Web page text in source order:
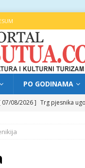
PO GODINAMA
07/08/2026 ] Trg pjesnika
06/08/2026 ]
Od kultne TV